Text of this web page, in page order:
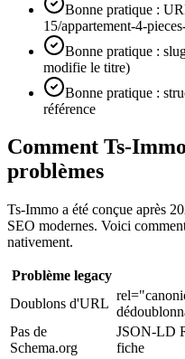
Bonne pratique :
15/appartement-4-
Bonne pratique :
modifie le titre)
Bonne pratique :
référence
Comment Ts-
problèmes
Ts-Immo a été conçue après
SEO modernes. Voici
nativement.
Problème legacy
Doublons d'URL
Pas de
Schema.org
JSON-LD
fiche